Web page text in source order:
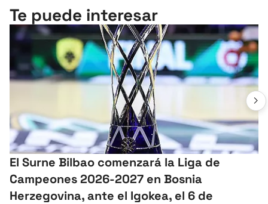
Te puede interesar
El Surne Bilbao comenzará la Liga de
Campeones 2026-2027 en Bosnia
Herzegovina, ante el Igokea, el 6 de